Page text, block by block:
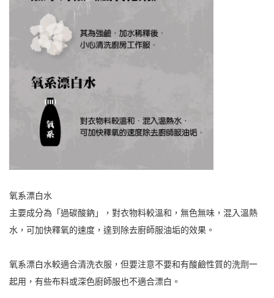
氧系漂白水
主要成分為「過碳酸鈉」，對衣物料較溫和，無色無味，混入溫熱
水，可加快釋氧的速度，達到除去廚師服油垢的效果。
氧系漂白水較適合清洗衣服，但要注意不要和有酸鹼性質的洗劑一
起用，有些布料或深色廚師服也不適合漂白。